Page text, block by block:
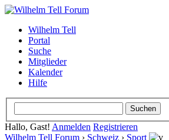
Wilhelm Tell
Portal
Suche
Mitglieder
Kalender
Hilfe
Hallo, Gast! Anmelden Registrieren
Wilhelm Tell Forum › Schweiz › Sport